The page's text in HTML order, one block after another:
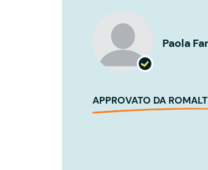
Paola
APPROVATO DA